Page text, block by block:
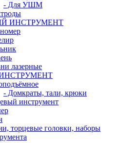
- Для УШМ
ИНСТРУМЕНТ
лазерные
- Домкраты, тали, крюки
инструмент
торцевые головки, наборы